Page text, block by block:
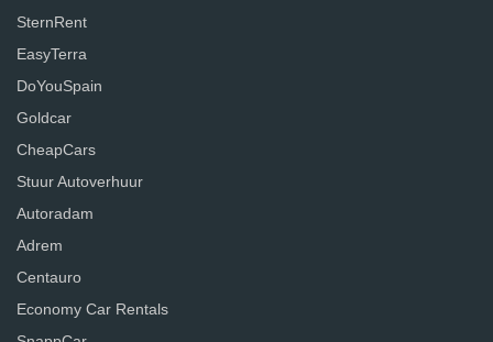
SternRent
EasyTerra
DoYouSpain
Goldcar
CheapCars
Stuur Autoverhuur
Autoradam
Adrem
Centauro
Economy Car Rentals